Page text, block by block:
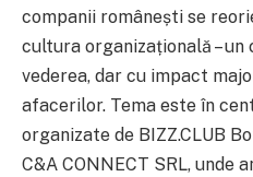
companii românești se
cultura organizațională –
vederea, dar cu impact
afacerilor. Tema este în
organizate de BIZZ.CLUB
C&A CONNECT SRL, unde